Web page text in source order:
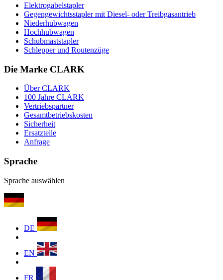
Elektrogabelstapler
Gegengewichtsstapler mit Diesel- oder Treibgasantrieb
Niederhubwagen
Hochhubwagen
Schubmaststapler
Schlepper und Routenzüge
Die Marke CLARK
Über CLARK
100 Jahre CLARK
Vertriebspartner
Gesamtbetriebskosten
Sicherheit
Ersatzteile
Anfrage
Sprache
Sprache auswählen
DE
EN
FR